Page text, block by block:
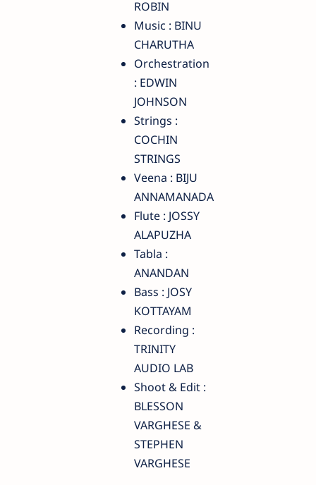
ROBIN
Music : BINU
CHARUTHA
Orchestration
: EDWIN
JOHNSON
Strings :
COCHIN
STRINGS
Veena : BIJU
ANNAMANADA
Flute : JOSSY
ALAPUZHA
Tabla :
ANANDAN
Bass : JOSY
KOTTAYAM
Recording :
TRINITY
AUDIO LAB
Shoot & Edit :
BLESSON
VARGHESE &
STEPHEN
VARGHESE